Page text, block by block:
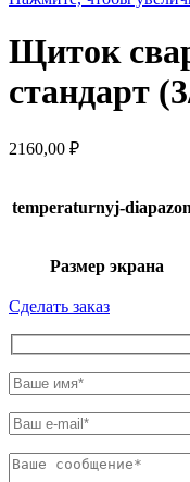
Щиток
стандарт
2160,00 ₽
temperaturnyj-
Размер экрана
Сделать заказ